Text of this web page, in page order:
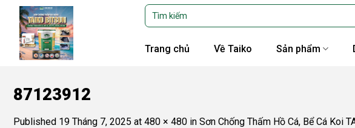
content
Tìm
kiếm:
Trang chủ Về Taiko Sản phẩm
87123912
Published 19 Tháng 7, 2025 at 480 × 480 in Sơn Chống Thấm Hồ Cá, Bể Cá Koi